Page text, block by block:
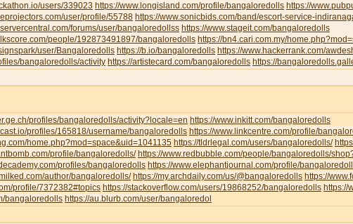
users/339023 https://www.longisland.com/profile/bangaloredolls https://
user/profile/55788 https://www.sonicbids.com/band/escort-service-
forums/user/bangaloredollss https://www.stageit.com/bangaloredolls
people/192873491897/bangaloredolls https://bn4.cari.com.my/
user/Bangaloredolls https://b.io/bangaloredolls https://www.hackerrank.com/
bangaloredolls/activity https://artistecard.com/bangaloredolls https://
profiles/bangaloredolls/activity?locale=en https://www.inkitt.com/bangaloredolls
profiles/165818/username/bangaloredolls https://www.linkcentre.com/profile/
home.php?mod=space&uid=1041135 https://tldrlegal.com/users/bangaloredolls/
profile/bangaloredolls/ https://www.redbubble.com/people/bangaloredolls/
profiles/bangaloredolls https://www.elephantjournal.com/profile/
author/bangaloredolls/ https://my.archdaily.com/us/@bangaloredolls https://
profile/7372382#topics https://stackoverflow.com/users/19868252/bangaloredolls https://
bangaloredolls https://au.blurb.com/user/bangaloredol